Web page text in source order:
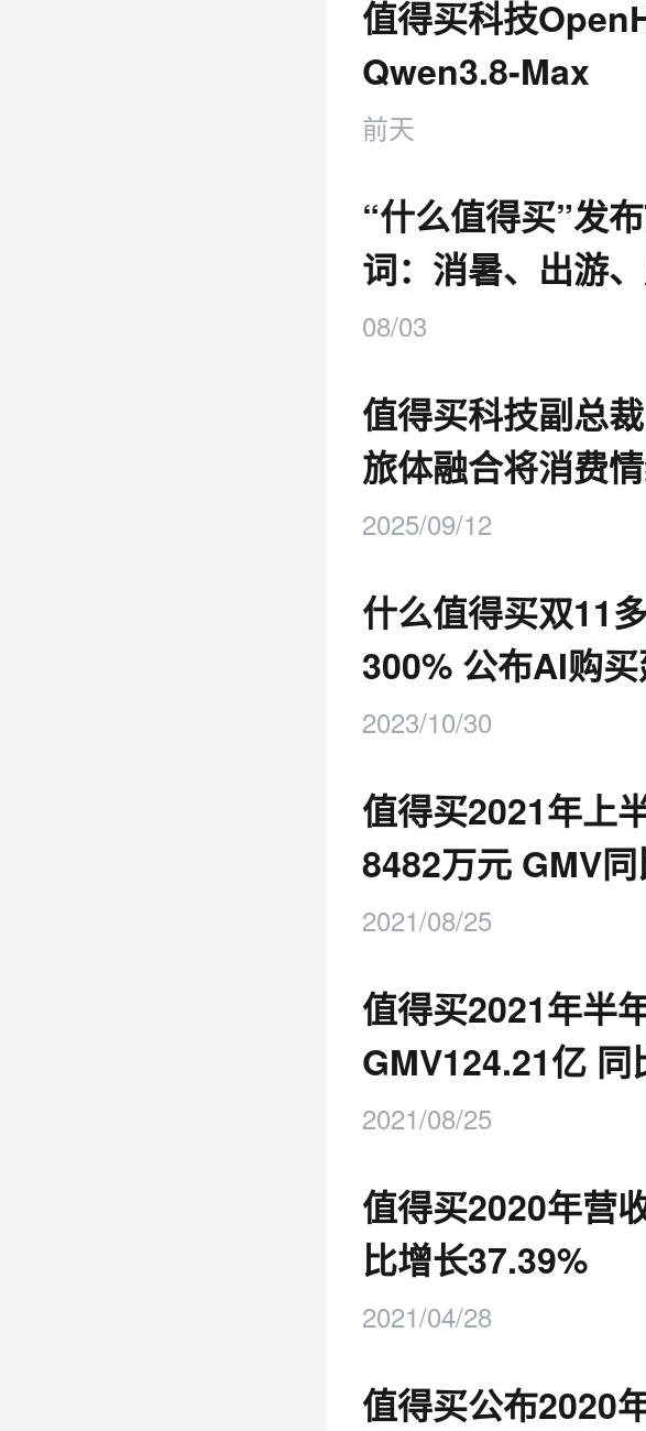
值得买科技
Qwen3.8-Max
前天
“什么值得买”发
词：消暑、出游
08/03
值得买科技副总
旅体融合将消费
有效产出
2025/09/12
什么值得买双11
300% 公布AI购
2023/10/30
值得买2021年上
8482万元 GMV
2021/08/25
值得买2021年半
GMV124.21亿
2021/08/25
值得买2020年营
比增长37.39%
2021/04/28
值得买公布2020